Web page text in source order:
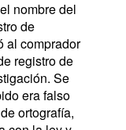
nombre del
de
al comprador
registro de
Se
era falso
ortografía,